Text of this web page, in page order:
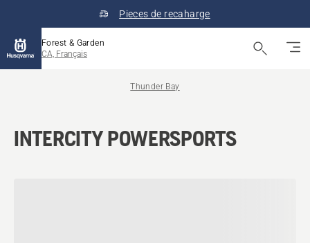
Pieces de recaharge
Forest & Garden
CA, Français
Thunder Bay
INTERCITY POWERSPORTS